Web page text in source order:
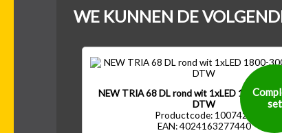
400
500
600
WE KUNNEN DE
NEW TRIA 68 DL rond wit 1xLED 1800-
DTW
Productcode: 1007423
EAN: 4024163277440
set